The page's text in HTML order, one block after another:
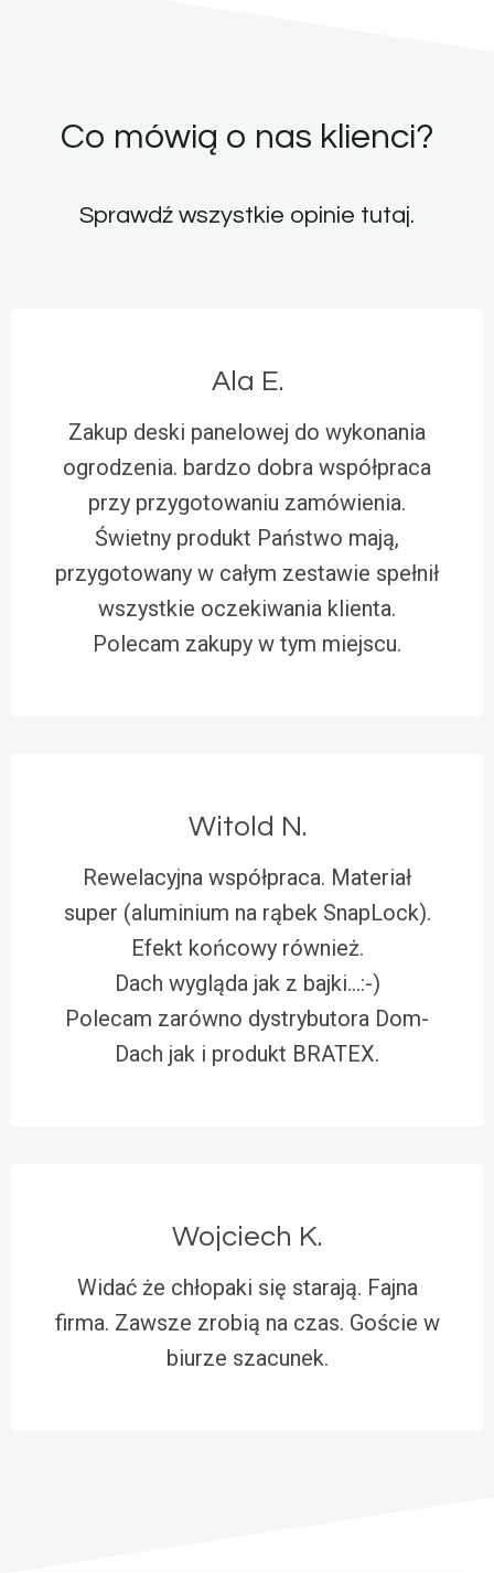
Co mówią o nas klienci?
Sprawdź wszystkie opinie tutaj.
Ala E.
Zakup deski panelowej do wykonania
ogrodzenia. bardzo dobra współpraca
przy przygotowaniu zamówienia.
Świetny produkt Państwo mają,
przygotowany w całym zestawie spełnił
wszystkie oczekiwania klienta.
Polecam zakupy w tym miejscu.
Witold N.
Rewelacyjna współpraca. Materiał
super (aluminium na rąbek SnapLock).
Efekt końcowy również.
Dach wygląda jak z bajki…:-)
Polecam zarówno dystrybutora Dom-
Dach jak i produkt BRATEX.
Wojciech K.
Widać że chłopaki się starają. Fajna
firma. Zawsze zrobią na czas. Goście w
biurze szacunek.